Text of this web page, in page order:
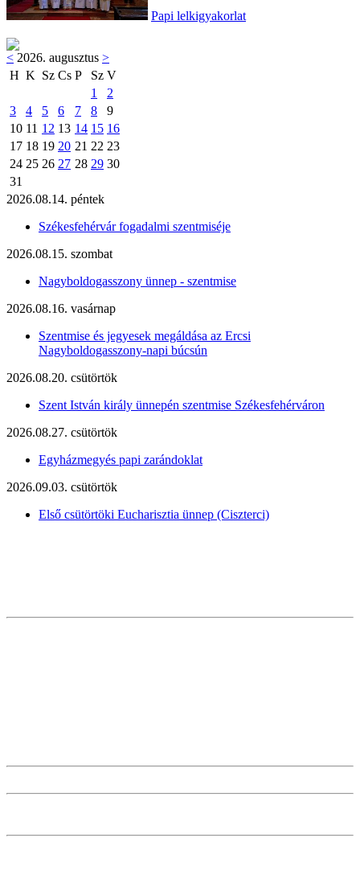
Papi lelkigyakorlat
< 2026. augusztus >
H K Sz Cs P Sz V
1
2
3
4 5 6 7 8
9
10 11 12 13 14 15 16
17 18 19 20 21 22 23
24 25 26 27 28 29 30
31
2026.08.14. péntek
Székesfehérvár fogadalmi szentmiséje
2026.08.15. szombat
Nagyboldogasszony ünnep - szentmise
2026.08.16. vasárnap
Szentmise és jegyesek megáldása az Ercsi
Nagyboldogasszony-napi búcsún
2026.08.20. csütörtök
Szent István király ünnepén szentmise Székesfehérváron
2026.08.27. csütörtök
Egyházmegyés papi zarándoklat
2026.09.03. csütörtök
Első csütörtöki Eucharisztia ünnep (Ciszterci)